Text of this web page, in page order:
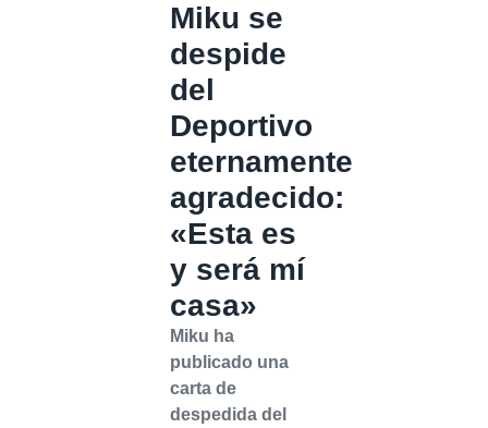
Miku se
despide
del
Deportivo
eternamente
agradecido:
«Esta es
y será mí
casa»
Miku ha
publicado una
carta de
despedida del